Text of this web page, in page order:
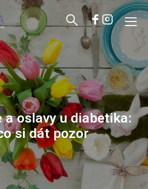
a oslavy u diabetika:
si dát pozor